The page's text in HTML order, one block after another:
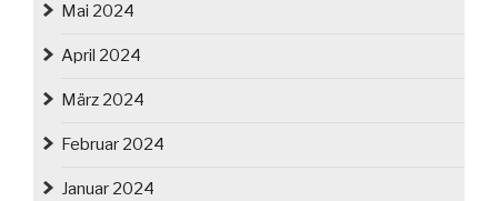
Mai 2024
April 2024
März 2024
Februar 2024
Januar 2024